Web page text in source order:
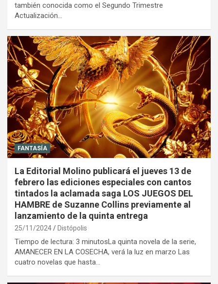
también conocida como el Segundo Trimestre
Actualización…
FANTASÍA
La Editorial Molino publicará el jueves 13 de
febrero las ediciones especiales con cantos
tintados la aclamada saga LOS JUEGOS DEL
HAMBRE de Suzanne Collins previamente al
lanzamiento de la quinta entrega
25/11/2024 Distópolis
Tiempo de lectura: 3 minutosLa quinta novela de la serie,
AMANECER EN LA COSECHA, verá la luz en marzo Las
cuatro novelas que hasta…